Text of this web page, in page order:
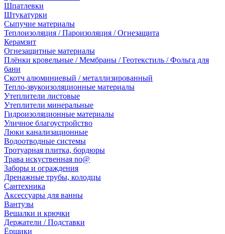
Шпатлевки
Штукатурки
Сыпучие материалы
Теплоизоляция / Пароизоляция / Огнезащита
Керамзит
Огнезащитные материалы
Плёнки кровельные / Мембраны / Геотекстиль / Фольга для
бани
Скотч алюминиевый / металлизированный
Тепло-звукоизоляционные материалы
Утеплители листовые
Утеплители минеральные
Гидроизоляционные материалы
Уличное благоустройство
Люки канализационные
Водоотводные системы
Тротуарная плитка, бордюры
Трава искуственная no@
Заборы и ограждения
Дренажные трубы, колодцы
Сантехника
Аксессуары для ванны
Вантузы
Вешалки и крючки
Держатели / Подставки
Ёршики